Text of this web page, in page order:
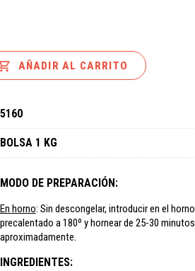
AÑADIR AL CARRITO
5160
BOLSA 1 KG
MODO DE PREPARACIÓN:
En horno: Sin descongelar, introducir en el horno
precalentado a 180º y hornear de 25-30 minutos
aproximadamente.
INGREDIENTES: